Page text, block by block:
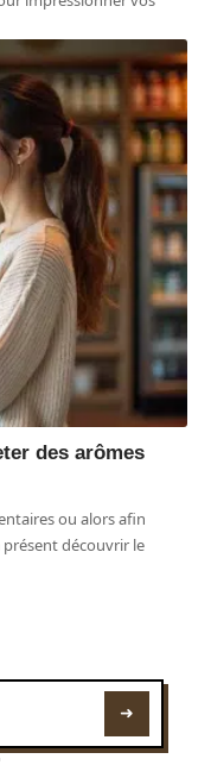
des arômes
ou alors afin
présent découvrir le